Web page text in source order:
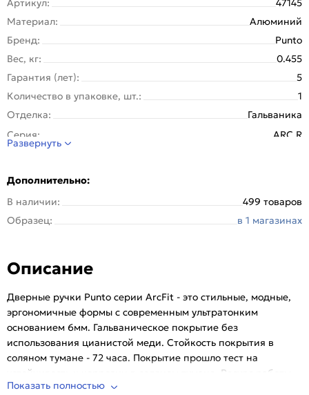
Артикул:
47145
Материал:
Алюминий
Бренд:
Punto
Вес, кг:
0.455
Гарантия (лет):
5
Количество в упаковке, шт.:
1
Отделка:
Гальваника
Серия:
ARC.R
Тип упаковки:
Коробка
Цвет:
Хром
Развернуть
Дополнительно:
В наличии:
499 товаров
Образец:
в 1 магазинах
Описание
Дверные ручки Punto серии ArcFit - это стильные, модные,
эргономичные формы c современным ультратонким
основанием 6мм. Гальваническое покрытие без
использования цианистой меди. Стойкость покрытия в
соляном тумане - 72 часа. Покрытие прошло тест на
устойчивость к коррозии в соляном тумане. Ресурс работы
дверных ручек более 300 000 циклов открывания/
Показать полностью